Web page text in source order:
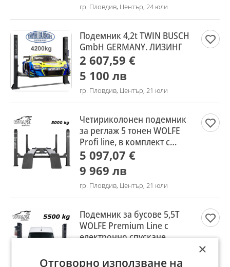
гр. Пловдив, Център, 24 юли
Подемник 4,2t TWIN BUSCH
GmbH GERMANY. ЛИЗИНГ
2 607,59 €
5 100 лв
гр. Пловдив, Център, 21 юли
Четириколонен подемник
за реглаж 5 тонен WOLFE
Profi line, в комплект с
ножичен крик
5 097,07 €
9 969 лв
гр. Пловдив, Център, 21 юли
Подемник за бусове 5,5T
WOLFE Premium Line с
електронно спускане
×
Отговорно използване на